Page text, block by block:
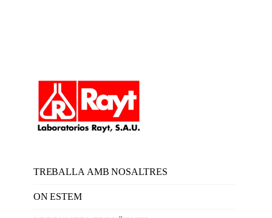
TREBALLA AMB NOSALTRES
ON ESTEM